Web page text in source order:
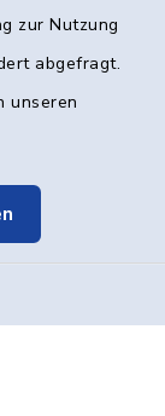
zur Nutzung
abgefragt.
unseren